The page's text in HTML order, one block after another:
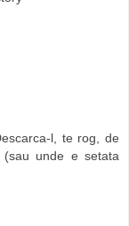
l, te rog, de
unde e setata